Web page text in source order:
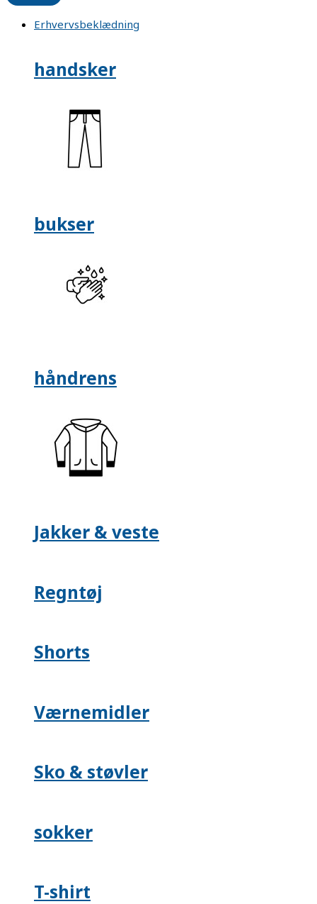
Erhvervsbeklædning
handsker
bukser
håndrens
Jakker & veste
Regntøj
Shorts
Værnemidler
Sko & støvler
sokker
T-shirt